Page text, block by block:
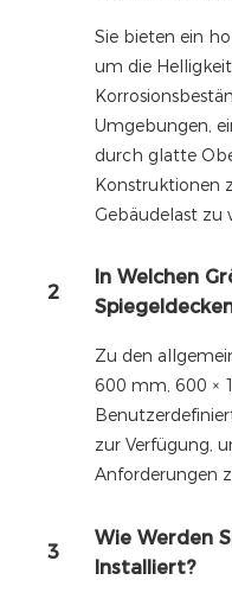
Sie bieten ein
um die
Umgebungen,
durch glatte
Konstruktionen
Gebäudelast zu
2
In Welchen
Zu den
600 mm, 600 ×
zur Verfügung,
Anforderungen
3
Wie Werden
Installiert?